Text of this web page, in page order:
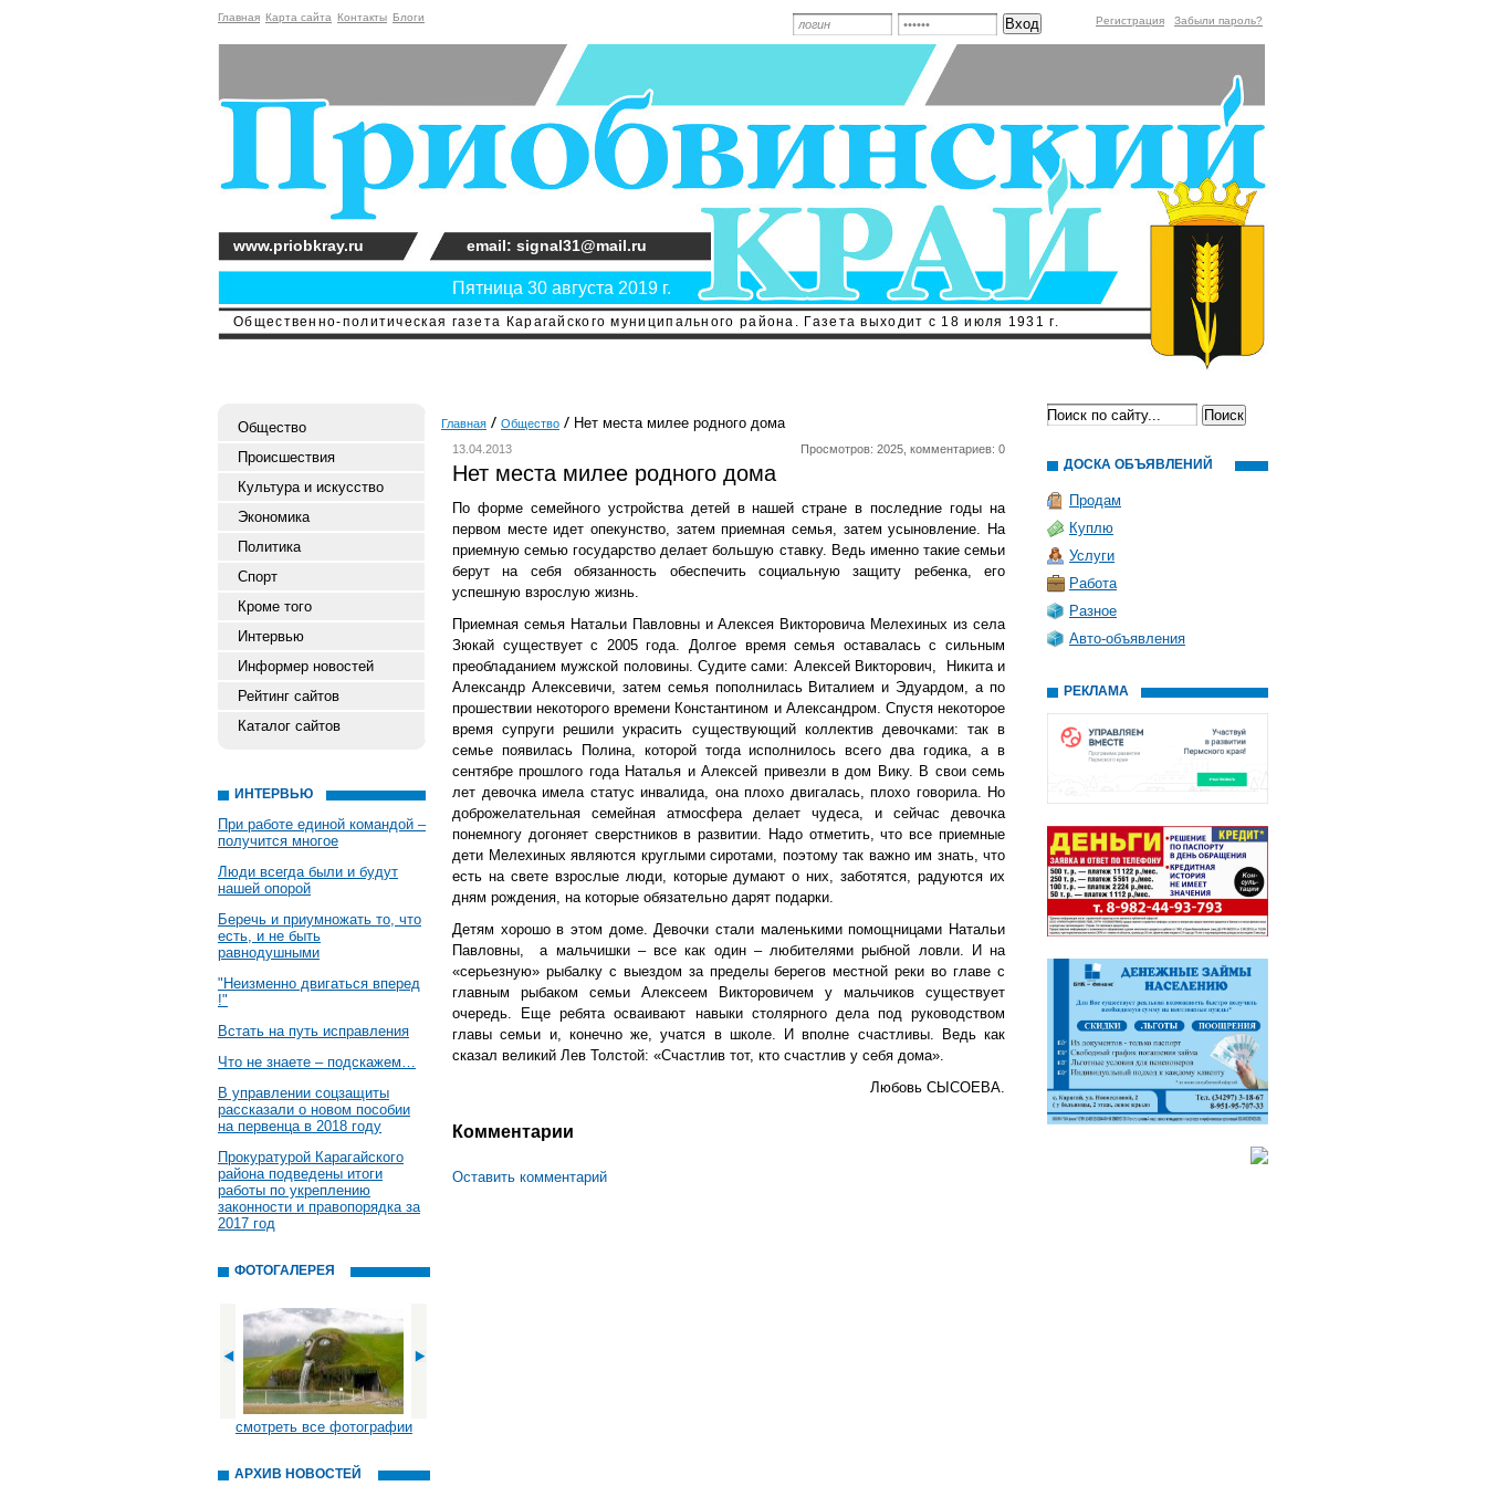
Главная Карта сайта Контакты Блоги Регистрация Забыли пароль?
Общественно-политическая газета Карагайского муниципального района. Газета выходит с 18 июля 1931 г.
Пятница 30 августа 2019 г.
www.priobkray.ru email: signal31@mail.ru
Общество
Происшествия
Культура и искусство
Экономика
Политика
Спорт
Кроме того
Интервью
Информер новостей
Рейтинг сайтов
Каталог сайтов
ИНТЕРВЬЮ
При работе единой командой –
получится многое
Люди всегда были и будут
нашей опорой
Беречь и приумножать то, что
есть, и не быть
равнодушными
"Неизменно двигаться вперед
!"
Встать на путь исправления
Что не знаете – подскажем…
В управлении соцзащиты
рассказали о новом пособии
на первенца в 2018 году
Прокуратурой Карагайского
района подведены итоги
работы по укреплению
законности и правопорядка за
2017 год
ФОТОГАЛЕРЕЯ
смотреть все фотографии
АРХИВ НОВОСТЕЙ
Главная Общество Нет места милее родного дома
13.04.2013 Просмотров: 2025, комментариев: 0
Нет места милее родного дома
По форме семейного устройства детей в нашей стране в последние годы на
первом месте идет опекунство, затем приемная семья, затем усыновление. На
приемную семью государство делает большую ставку. Ведь именно такие семьи
берут на себя обязанность обеспечить социальную защиту ребенка, его
успешную взрослую жизнь.
Приемная семья Натальи Павловны и Алексея Викторовича Мелехиных из села
Зюкай существует с 2005 года. Долгое время семья оставалась с сильным
преобладанием мужской половины. Судите сами: Алексей Викторович, Никита и
Александр Алексевичи, затем семья пополнилась Виталием и Эдуардом, а по
прошествии некоторого времени Константином и Александром. Спустя некоторое
время супруги решили украсить существующий коллектив девочками: так в
семье появилась Полина, которой тогда исполнилось всего два годика, а в
сентябре прошлого года Наталья и Алексей привезли в дом Вику. В свои семь
лет девочка имела статус инвалида, она плохо двигалась, плохо говорила. Но
доброжелательная семейная атмосфера делает чудеса, и сейчас девочка
понемногу догоняет сверстников в развитии. Надо отметить, что все приемные
дети Мелехиных являются круглыми сиротами, поэтому так важно им знать, что
есть на свете взрослые люди, которые думают о них, заботятся, радуются их
дням рождения, на которые обязательно дарят подарки.
Детям хорошо в этом доме. Девочки стали маленькими помощницами Натальи
Павловны, а мальчишки – все как один – любителями рыбной ловли. И на
«серьезную» рыбалку с выездом за пределы берегов местной реки во главе с
главным рыбаком семьи Алексеем Викторовичем у мальчиков существует
очередь. Еще ребята осваивают навыки столярного дела под руководством
главы семьи и, конечно же, учатся в школе. И вполне счастливы. Ведь как
сказал великий Лев Толстой: «Счастлив тот, кто счастлив у себя дома».
Любовь СЫСОЕВА.
Комментарии
Оставить комментарий
ДОСКА ОБЪЯВЛЕНИЙ
Продам
Куплю
Услуги
Работа
Разное
Авто-объявления
РЕКЛАМА